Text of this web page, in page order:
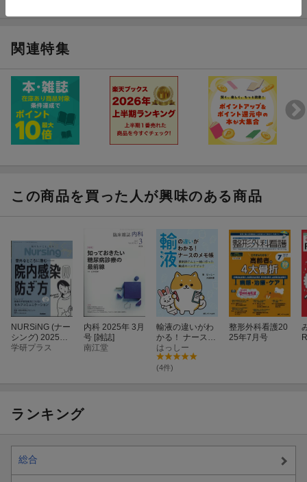
関連特集
この商品を買った人が興味のある商品
NURSiNG (ナー
シング) 2025年
4月号 [雑誌]
学研プラス
内科 2025年 3月
号 [雑誌]
南江堂
輸液の違いがわ
かる！ ナースの
メモ帳
はっしー
(4件)
整形外科看護20
25年7月号
ランキング
総合